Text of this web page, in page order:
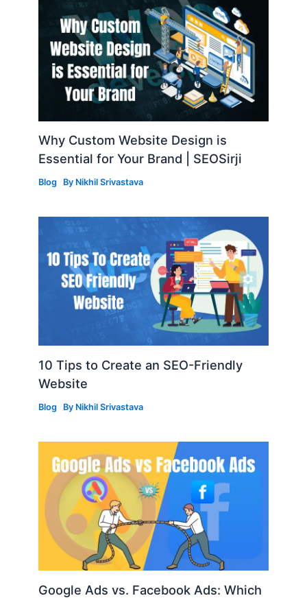
Why Custom Website Design is
Essential for Your Brand | SEOSirji
Blog By Nikhil Srivastava
10 Tips to Create an SEO-Friendly
Website
Blog By Nikhil Srivastava
Google Ads vs. Facebook Ads: Which